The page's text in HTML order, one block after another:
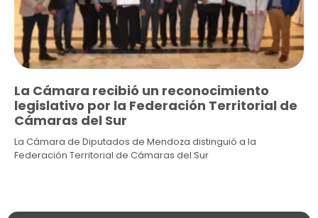
La Cámara recibió un reconocimiento
legislativo por la Federación Territorial de
Cámaras del Sur
La Cámara de Diputados de Mendoza distinguió a la
Federación Territorial de Cámaras del Sur